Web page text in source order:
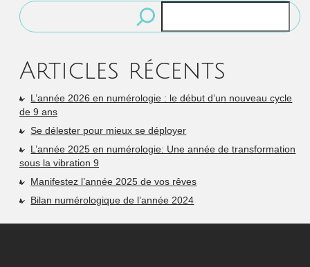
Rechercher
Articles récents
L’année 2026 en numérologie : le début d’un nouveau cycle
de 9 ans
Se délester pour mieux se déployer
L’année 2025 en numérologie: Une année de transformation
sous la vibration 9
Manifestez l’année 2025 de vos rêves
Bilan numérologique de l’année 2024